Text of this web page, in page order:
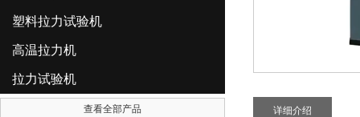
塑料拉力试验机
高温拉力机
拉力试验机
查看全部产品 详细介绍